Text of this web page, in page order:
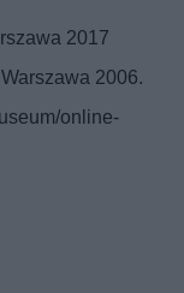
2017
2006.
online-